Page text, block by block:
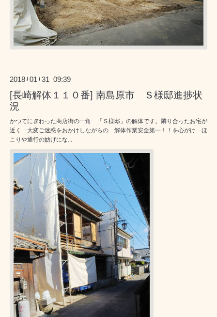
2018 /01 /31 09:39
[長崎解体１１０番] 南島原市 Ｓ様邸進捗状
況
かつてにぎわった商店街の一角 「Ｓ様邸」の解体です。隣り合ったお宅が
近く 大変ご迷惑をおかけしながらの 解体作業安全第一！！を心がけ ほ
こりや通行の妨げにな...